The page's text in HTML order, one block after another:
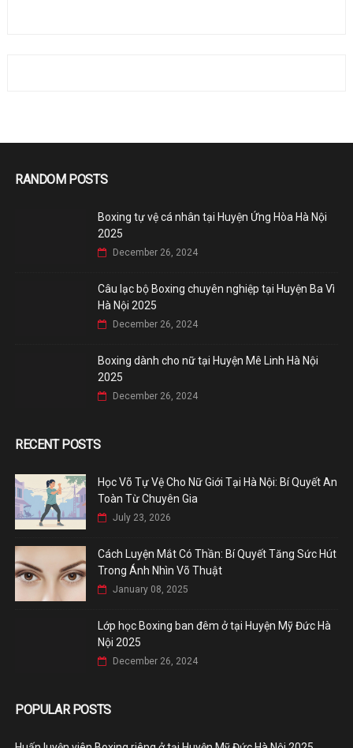
RANDOM POSTS
Boxing tự vệ cá nhân tại Huyện Ứng Hòa Hà Nội
2025
December 26, 2024
Câu lạc bộ Boxing chuyên nghiệp tại Huyện Ba Vì
Hà Nội 2025
December 26, 2024
Boxing dành cho nữ tại Huyện Mê Linh Hà Nội
2025
December 26, 2024
RECENT POSTS
Học Võ Tự Vệ Cho Nữ Giới Tại Hà Nội: Bí Quyết An
Toàn Từ Chuyên Gia
July 23, 2026
Cách Luyện Mắt Có Thần: Bí Quyết Tăng Sức Hút
Trong Ánh Nhìn Võ Thuật
January 08, 2025
Lớp học Boxing ban đêm ở tại Huyện Mỹ Đức Hà
Nội 2025
December 26, 2024
POPULAR POSTS